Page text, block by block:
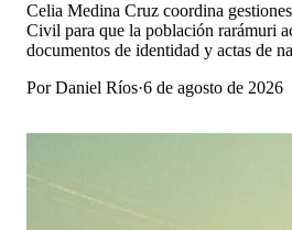
Celia Medina Cruz coordina
Civil para que la población rarámuri
documentos de identidad y actas de
PorDaniel Ríos·6 de agosto de 2026